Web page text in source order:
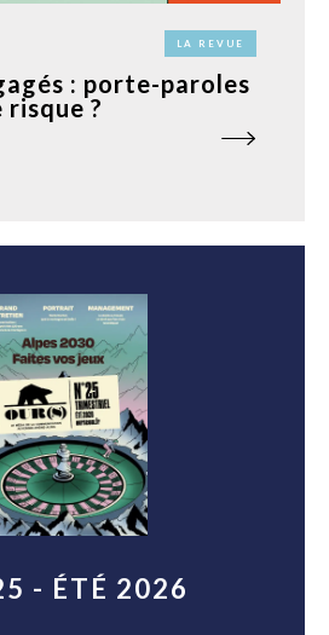
LA REVUE
: porte-paroles
risque ?
- ÉTÉ 2026